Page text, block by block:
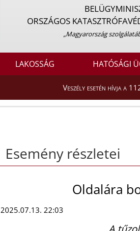
ORSZÁGOS
„Magyarország
LAKOSSÁG HATÓSÁGI
Veszély esetén hívja a
Esemény részletei
Oldalára
2025.07.13. 22:03